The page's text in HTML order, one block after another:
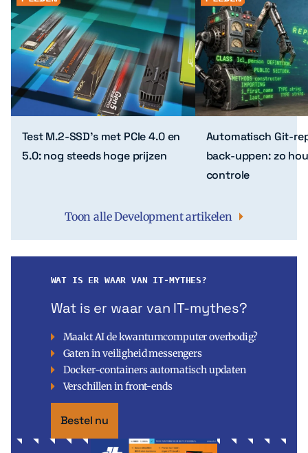
Test M.2-SSD’s met PCIe 4.0 en
5.0: nog steeds hoge prijzen
Automatisch Git-
back-uppen: zo
controle
Toon alle Development artikelen
WAT IS ER WAAR VAN IT-MYTHES?
Wat is er waar van IT-mythes?
Maakt AI de kwantumcomputer overbodig?
Gaten in veiligheid messengers
Docker-containers automatisch updaten
Verschillen in front-ends
Bestel nu